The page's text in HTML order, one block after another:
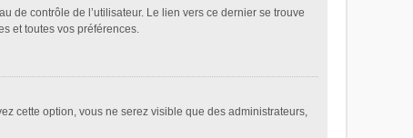
de contrôle de l’utilisateur. Le lien vers ce dernier se trouve
et toutes vos préférences.
cette option, vous ne serez visible que des administrateurs,